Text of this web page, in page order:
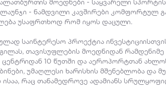
მოედნები - საყვარელი
- ნამდვილი კავშირები კომფორტულ
უსაფრთხოდ რომ იყოს დაცული.
საინტერესო პროექტია
თავისუფლების მოედნიდან რამდენიმე
10 წუთში და აეროპორტთან
უმაღლესი ხარისხის მშენებლობა და
რაც თანამედროვე ადამიანს